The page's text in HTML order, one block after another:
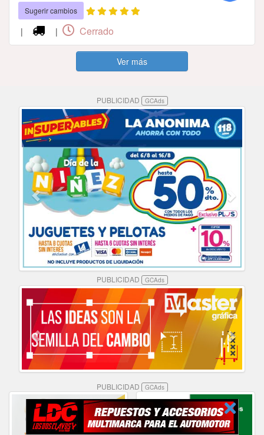
Sugerir cambios
| | Cerrado
Ver más
PUBLICIDAD GCAds
PUBLICIDAD GCAds
PUBLICIDAD GCAds